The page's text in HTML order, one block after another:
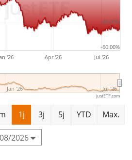
'26 Apr '26 Jul '26
Jan '26 Jul '26
-60.00%
-40.00%
justETF.com
1j 3j 5j YTD Max.
2026